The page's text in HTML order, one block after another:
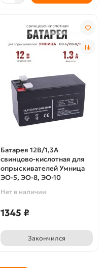
Батарея 12В/1,3А
свинцово-кислотная для
опрыскивателей Умница
ЭО-5, ЭО-8, ЭО-10
Нет в наличии
1345 ₽
Закончился